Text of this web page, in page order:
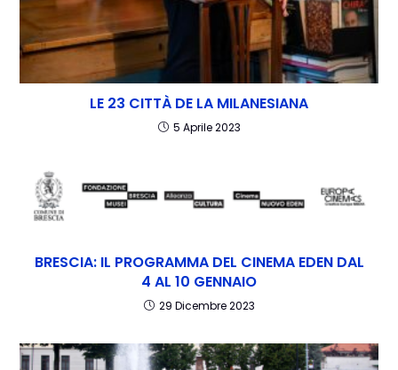
LE 23 CITTÀ DE LA MILANESIANA
5 Aprile 2023
BRESCIA: IL PROGRAMMA DEL CINEMA EDEN DAL
4 AL 10 GENNAIO
29 Dicembre 2023